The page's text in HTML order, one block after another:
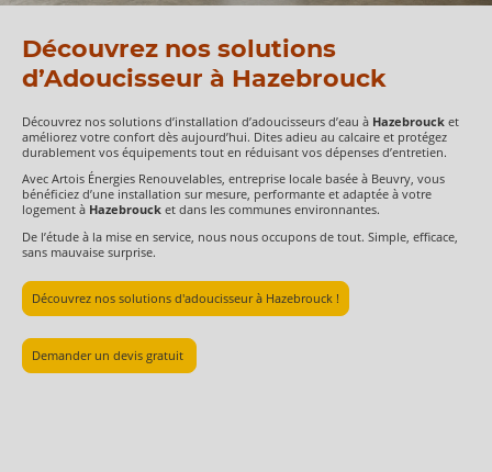
Découvrez nos solutions
d’Adoucisseur à Hazebrouck
Découvrez nos solutions d’installation d’adoucisseurs d’eau à Hazebrouck et
améliorez votre confort dès aujourd’hui. Dites adieu au calcaire et protégez
durablement vos équipements tout en réduisant vos dépenses d’entretien.
Avec Artois Énergies Renouvelables, entreprise locale basée à Beuvry, vous
bénéficiez d’une installation sur mesure, performante et adaptée à votre
logement à Hazebrouck et dans les communes environnantes.
De l’étude à la mise en service, nous nous occupons de tout. Simple, efficace,
sans mauvaise surprise.
Découvrez nos solutions d'adoucisseur à Hazebrouck !
Demander un devis gratuit